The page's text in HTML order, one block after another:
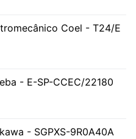
Coel - T24/E
- E-SP-CCEC/22180
- SGPXS-9R0A40A